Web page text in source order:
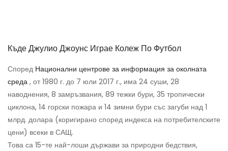
Къде Джулио Джоунс Играе Колеж По Футбол
Според Национални центрове за информация за околната
среда , от 1980 г. до 7 юли 2017 г., има 24 суши, 28
наводнения, 8 замръзвания, 89 тежки бури, 35 тропически
циклона, 14 горски пожара и 14 зимни бури със загуби над 1
млрд. долара (коригирано според индекса на потребителските
цени) всеки в САЩ.
Това са 15-те най-лоши държави за природни бедствия,